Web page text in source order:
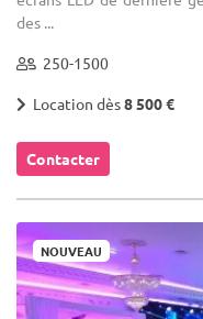
des ...
250-1500
Location dès8 500 €
Contacter
NOUVEAU